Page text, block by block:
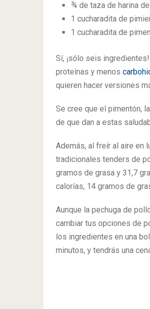
¾ de taza de harina
1 cucharadita de
1 cucharadita de
Sí, ¡sólo seis
proteínas y menos
quieren hacer versiones
Se cree que el pimentón,
de que dan a estas
Además, al freír al aire en
tradicionales tenders de
gramos de grasa y 31,7
calorías, 14 gramos de
Aunque la pechuga de
cambiar tus opciones de
los ingredientes en una
minutos, y tendrás una